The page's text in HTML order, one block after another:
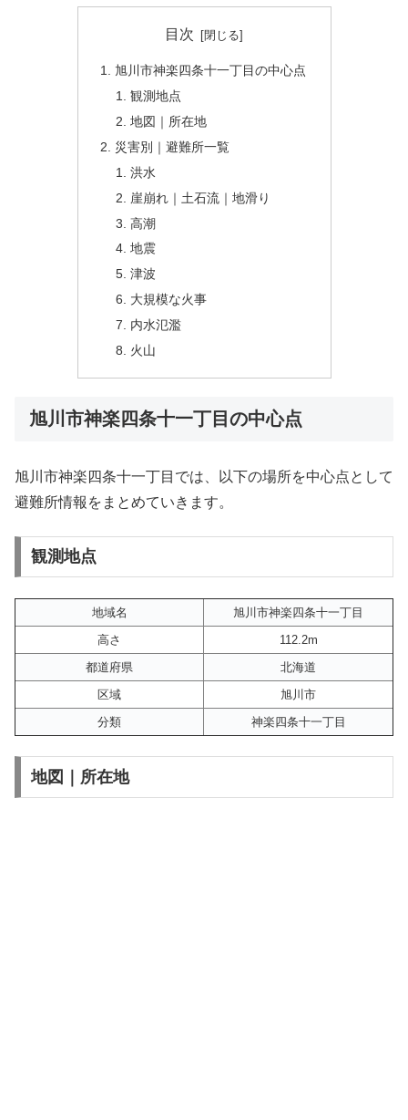
目次
旭川市神楽四条十一丁目の中心点
観測地点
地図｜所在地
災害別｜避難所一覧
洪水
崖崩れ｜土石流｜地滑り
高潮
地震
津波
大規模な火事
内水氾濫
火山
旭川市神楽四条十一丁目の中心点
旭川市神楽四条十一丁目では、以下の場所を中心点として
避難所情報をまとめていきます。
観測地点
地域名
旭川市神楽四条十一丁目
高さ
112.2m
都道府県
北海道
区域
旭川市
分類
神楽四条十一丁目
地図｜所在地